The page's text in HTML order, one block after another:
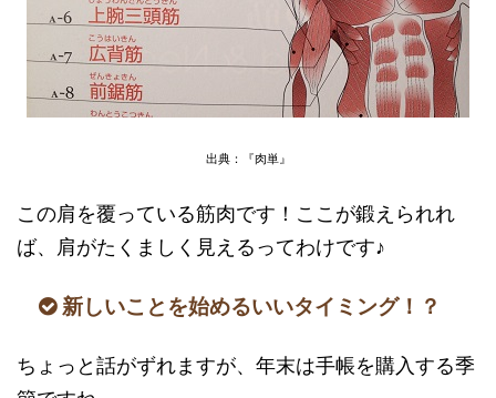
出典：『肉単』
この肩を覆っている筋肉です！ここが鍛えられれ
ば、肩がたくましく見えるってわけです♪
新しいことを始めるいいタイミング！？
ちょっと話がずれますが、年末は手帳を購入する季